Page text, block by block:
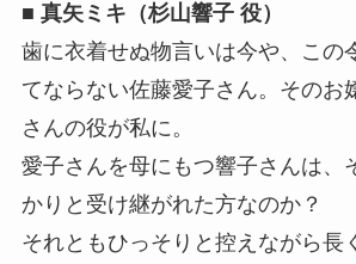
■ 真矢ミキ（杉山響子 役）
歯に衣着せぬ物言いは今や、この
てならない佐藤愛子さん。そのお
さんの役が私に。
愛子さんを母にもつ響子さんは、
かりと受け継がれた方なのか？
それともひっそりと控えながら長